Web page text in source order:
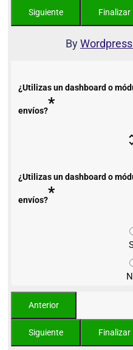
By
¿Utilizas un dashboard o
envíos?*
¿Utilizas un dashboard o
envíos?*